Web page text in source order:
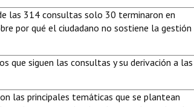
las 314 consultas solo 30 terminaron en
por qué el ciudadano no sostiene la gestión
que siguen las consultas y su derivación a las
las principales temáticas que se plantean